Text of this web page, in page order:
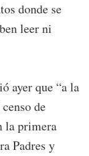
donde se
leer ni
ayer que “a la
de
la primera
Padres y